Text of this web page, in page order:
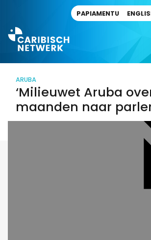
PAPIAMENTU
ARUBA
‘Milieuwet Aruba
maanden naar